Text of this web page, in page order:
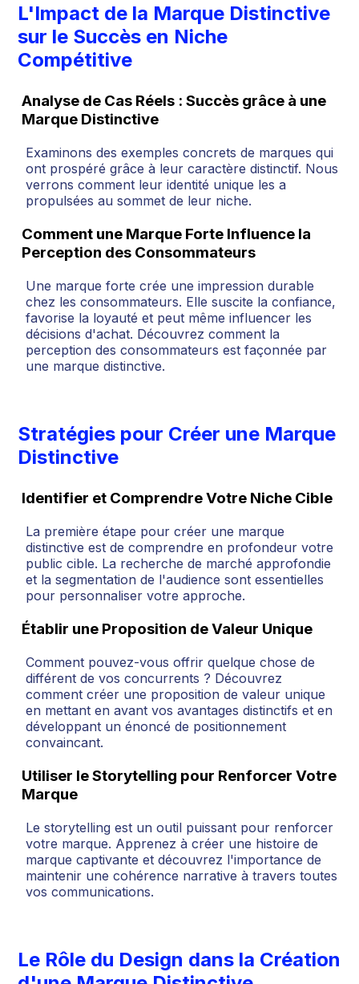
L'Impact de la Marque Distinctive
sur le Succès en Niche
Compétitive
Analyse de Cas Réels : Succès grâce à une
Marque Distinctive
Examinons des exemples concrets de marques qui
ont prospéré grâce à leur caractère distinctif. Nous
verrons comment leur identité unique les a
propulsées au sommet de leur niche.
Comment une Marque Forte Influence la
Perception des Consommateurs
Une marque forte crée une impression durable
chez les consommateurs. Elle suscite la confiance,
favorise la loyauté et peut même influencer les
décisions d'achat. Découvrez comment la
perception des consommateurs est façonnée par
une marque distinctive.
Stratégies pour Créer une Marque
Distinctive
Identifier et Comprendre Votre Niche Cible
La première étape pour créer une marque
distinctive est de comprendre en profondeur votre
public cible. La recherche de marché approfondie
et la segmentation de l'audience sont essentielles
pour personnaliser votre approche.
Établir une Proposition de Valeur Unique
Comment pouvez-vous offrir quelque chose de
différent de vos concurrents ? Découvrez
comment créer une proposition de valeur unique
en mettant en avant vos avantages distinctifs et en
développant un énoncé de positionnement
convaincant.
Utiliser le Storytelling pour Renforcer Votre
Marque
Le storytelling est un outil puissant pour renforcer
votre marque. Apprenez à créer une histoire de
marque captivante et découvrez l'importance de
maintenir une cohérence narrative à travers toutes
vos communications.
Le Rôle du Design dans la Création